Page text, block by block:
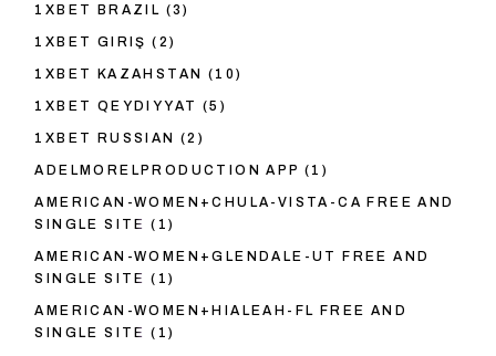
1XBET BRAZIL (3)
1XBET GIRIŞ (2)
1XBET KAZAHSTAN (10)
1XBET QEYDIYYAT (5)
1XBET RUSSIAN (2)
ADELMORELPRODUCTION APP (1)
AMERICAN-WOMEN+CHULA-VISTA-CA FREE AND
SINGLE SITE (1)
AMERICAN-WOMEN+GLENDALE-UT FREE AND
SINGLE SITE (1)
AMERICAN-WOMEN+HIALEAH-FL FREE AND
SINGLE SITE (1)